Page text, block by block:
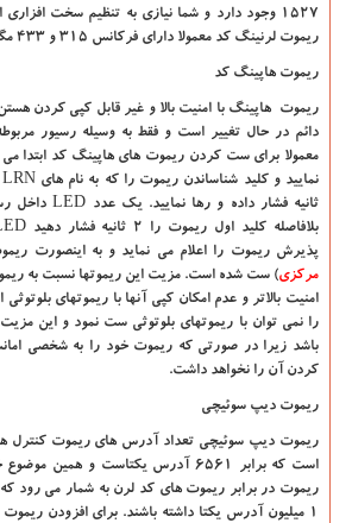
۱۵۲۷ وجود دارد و شما نیازی به تنظیم سخت
ریموت لرنینگ کد معمولا دارای فرکانس 315 و 433 مگا هرتز هستند.
ریموت هاپینگ کد
ریموت هاپینگ با امنیت بالا و غیر قابل کپی کردن
دائم در حال تغییر است و فقط به وسیله رسیور
معمولا برای ست کردن ریموت های هاپینگ کد ابتدا
نمایید و کلید شناساندن ریموت را که به نام های LRN
ثانیه فشار داده و رها نمایید. یک عدد LED داخل
بلافاصله کلید اول ریموت را ۲ ثانیه فشار دهید
پذیرش ریموت را اعلام می نماید و به اینصورت
مرکزی) ست شده است. مزیت این ریموتها نسبت به
امنیت بالاتر و عدم امکان کپی آنها با ریموتهای
را نمی توان با ریموتهای بلوتوثی ست نمود و این
باشد زیرا در صورتی که ریموت خود را به شخصی
کردن آن را نخواهد داشت.
ریموت دیپ سوئیچی
است که برابر ۶۵۶۱ آدرس یکتاست و
ریموت در برابر ریموت های کد لرن به شمار می رود
۱ میلیون آدرس یکتا داشته باشند. برای افزودن